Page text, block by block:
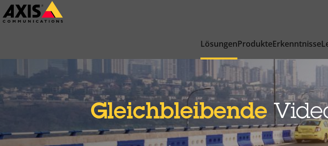
Zum
Hauptinhalt
LösungenProdukteErkenntnisse
Gleichbleibende